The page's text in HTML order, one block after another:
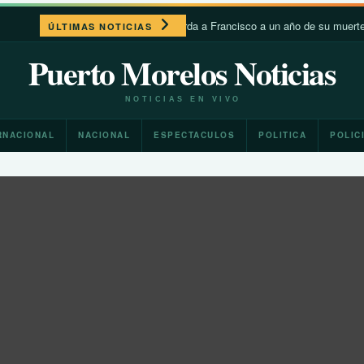
ÚLTIMAS NOTICIAS
León XIV recuerda a Francisco a un año de su muerte;
Puerto Morelos Noticias
NOTICIAS EN VIVO
NACIONAL ESPECTACULOS POLITICA